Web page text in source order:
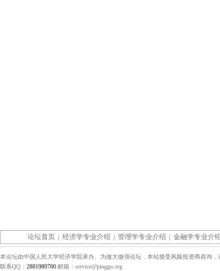
论坛首页 经济学专业介绍 管理学专业介绍 金融学专业介
本论坛由中国人民大学经济学院承办。为做大做强论坛，本站接受风险投资商咨询，
联系QQ： 2881989700 邮箱：service@pinggu.org